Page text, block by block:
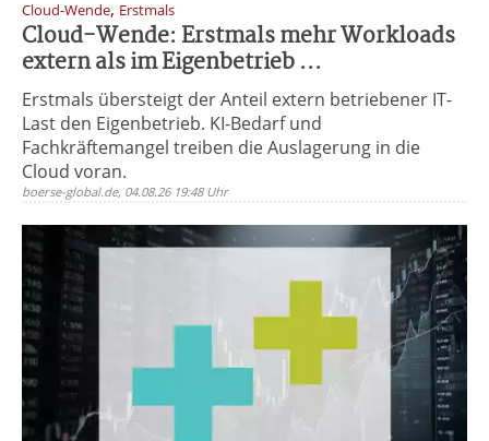
Cloud-Wende, Erstmals
Cloud-Wende: Erstmals mehr Workloads
extern als im Eigenbetrieb ...
Erstmals übersteigt der Anteil extern betriebener IT-
Last den Eigenbetrieb. KI-Bedarf und
Fachkräftemangel treiben die Auslagerung in die
Cloud voran.
boerse-global.de, 04.08.26 19:48 Uhr